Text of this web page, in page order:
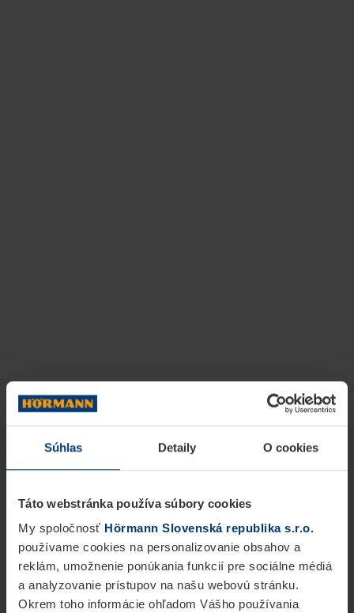
Súhlas Detaily O cookies
Táto webstránka používa súbory cookies
My spoločnosť Hörmann Slovenská republika s.r.o.
používame cookies na personalizovanie obsahov a
reklám, umožnenie ponúkania funkcií pre sociálne médiá
a analyzovanie prístupov na našu webovú stránku.
Okrem toho informácie ohľadom Vášho používania